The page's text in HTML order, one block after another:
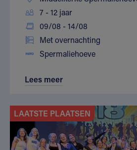
7 - 12 jaar
09/08 - 14/08
Met overnachting
Spermaliehoeve
Lees meer
LAATSTE PLAATSEN